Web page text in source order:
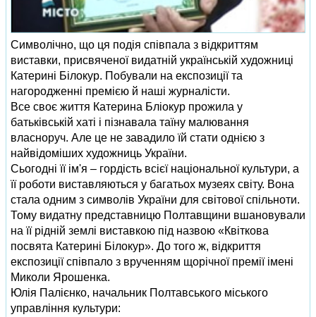
Символічно, що ця подія співпала з відкриттям
виставки, присвяченої видатній українській художниці
Катерині Білокур. Побували на експозиції та
нагородженні премією й наші журналісти.
Все своє життя Катерина Бліокур прожила у
батьківській хаті і пізнавала таїну малювання
власноруч. Але це не завадило їй стати однією з
найвідоміших художниць України.
Сьогодні її ім'я – гордість всієї національної культури, а
її роботи виставляються у багатьох музеях світу. Вона
стала одним з символів України для світової спільноти.
Тому видатну представницю Полтавщини вшановували
на її рідній землі виставкою під назвою «Квіткова
посвята Катерині Білокур». До того ж, відкриття
експозиції співпало з врученням щорічної премії імені
Миколи Ярошенка.
Юлія Палієнко, начальник Полтавського міського
управління культури: